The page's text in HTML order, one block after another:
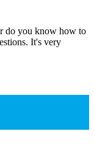
do you know how to
It's very